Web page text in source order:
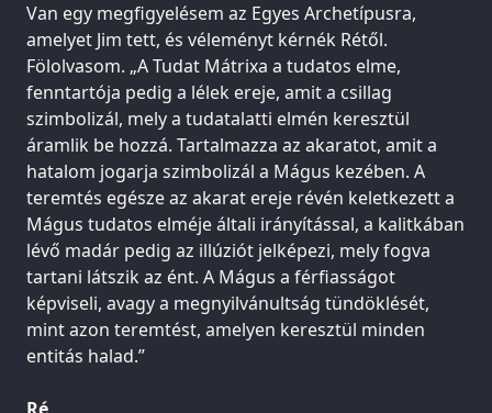
Van egy megfigyelésem az Egyes Archetípusra,
amelyet Jim tett, és véleményt kérnék Rétől.
Fölolvasom. „A Tudat Mátrixa a tudatos elme,
fenntartója pedig a lélek ereje, amit a csillag
szimbolizál, mely a tudatalatti elmén keresztül
áramlik be hozzá. Tartalmazza az akaratot, amit a
hatalom jogarja szimbolizál a Mágus kezében. A
teremtés egésze az akarat ereje révén keletkezett a
Mágus tudatos elméje általi irányítással, a kalitkában
lévő madár pedig az illúziót jelképezi, mely fogva
tartani látszik az ént. A Mágus a férfiasságot
képviseli, avagy a megnyilvánultság tündöklését,
mint azon teremtést, amelyen keresztül minden
entitás halad.”